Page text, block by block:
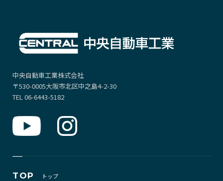
中央自動車工業株式会社
〒530-0005大阪市北区中之島4-2-30
TEL 06-6443-5182
TOP トップ